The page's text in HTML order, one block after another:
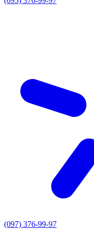
(097) 376-99-97